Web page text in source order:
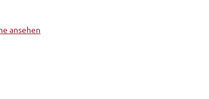
ansehen